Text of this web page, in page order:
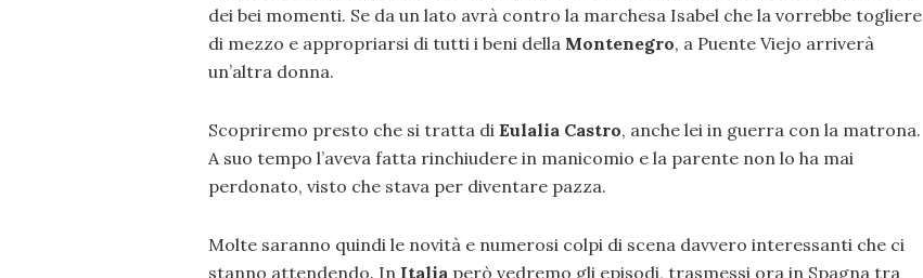
dei bei momenti. Se da un lato avrà contro la marchesa Isabel che la vorrebbe togliere
di mezzo e appropriarsi di tutti i beni della Montenegro, a Puente Viejo arriverà
un’altra donna.
Scopriremo presto che si tratta di Eulalia Castro, anche lei in guerra con la matrona.
A suo tempo l’aveva fatta rinchiudere in manicomio e la parente non lo ha mai
perdonato, visto che stava per diventare pazza.
Molte saranno quindi le novità e numerosi colpi di scena davvero interessanti che ci
stanno attendendo. In Italia però vedremo gli episodi, trasmessi ora in Spagna tra